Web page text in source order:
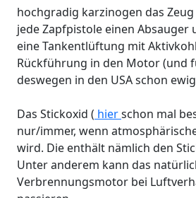
hochgradig karzinogen das
jede Zapfpistole einen Absauger
eine Tankentlüftung mit
Rückführung in den Motor (und
deswegen in den USA schon
Das Stickoxid ( hierschon mal
nur/immer, wenn
wird. Die enthält nämlich den
Unter anderem kann das
Verbrennungsmotor bei